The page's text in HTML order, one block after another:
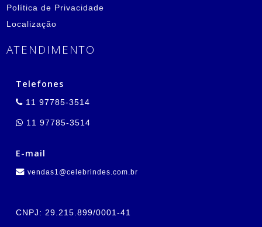
Política de Privacidade
Localização
ATENDIMENTO
Telefones
11 97785-3514
11 97785-3514
E-mail
vendas1@celebrindes.com.br
CNPJ: 29.215.899/0001-41